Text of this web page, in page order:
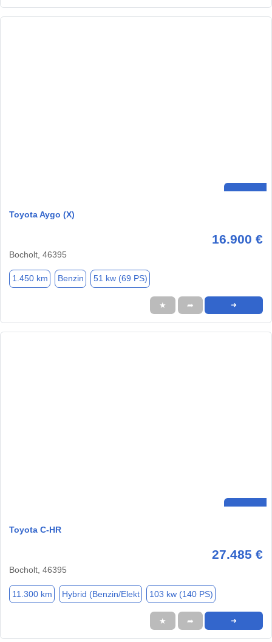
Toyota Aygo (X)
16.900 €
Bocholt, 46395
1.450 km Benzin 51 kw (69 PS)
★ ➦ ➜
Toyota C-HR
27.485 €
Bocholt, 46395
11.300 km Hybrid (Benzin/Elekt 103 kw (140 PS)
★ ➦ ➜